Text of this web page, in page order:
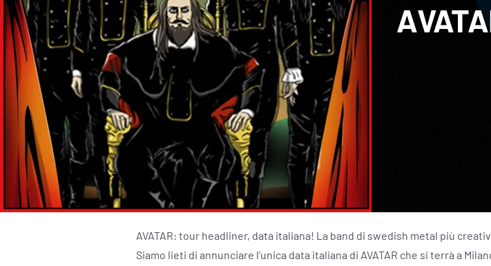
AVATAR: tour headliner, data italiana! La band di swedish metal più
Siamo lieti di annunciare l’unica data italiana di AVATAR che si terrà a